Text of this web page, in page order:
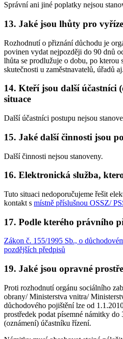
Správní ani jiné poplatky nejsou
13. Jaké jsou lhůty pro
Rozhodnutí o přiznání důchodu je
povinen vydat nejpozději do 90 dnů
lhůta se prodlužuje o dobu, po kterou
skutečnosti u zaměstnavatelů, úřadů aj.
14. Kteří jsou další účastníci
situace
Další účastníci postupu nejsou
15. Jaké další činnosti jsou
Další činnosti nejsou stanoveny.
16. Elektronická služba,
Tuto situaci nedoporučujeme řešit
kontakt s místně příslušnou OSSZ/
17. Podle kterého právního
Zákon č. 155/1995 Sb., o
pozdějších předpisů
19. Jaké jsou opravné
Proti rozhodnutí orgánu sociálního
obrany/ Ministerstva vnitra/
důchodového pojištění lze od
prostředek podat písemné námitky
(oznámení) účastníku řízení.